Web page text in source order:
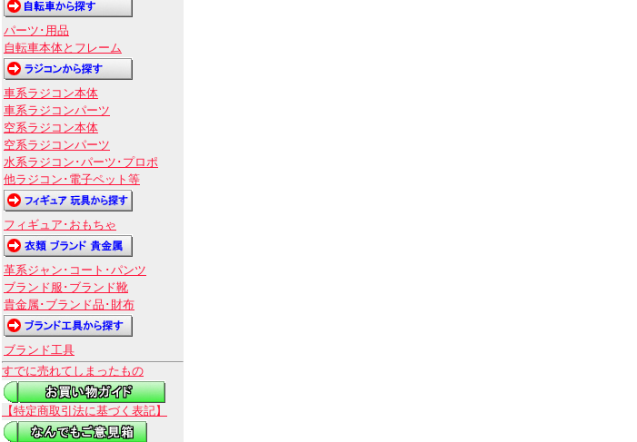
パーツ･用品
自転車本体とフレーム
車系ラジコン本体
車系ラジコンパーツ
空系ラジコン本体
空系ラジコンパーツ
水系ラジコン･パーツ･プロポ
他ラジコン･電子ペット等
フィギュア･おもちゃ
革系ジャン･コート･パンツ
ブランド服･ブランド靴
貴金属･ブランド品･財布
ブランド工具
すでに売れてしまったもの
【特定商取引法に基づく表記】